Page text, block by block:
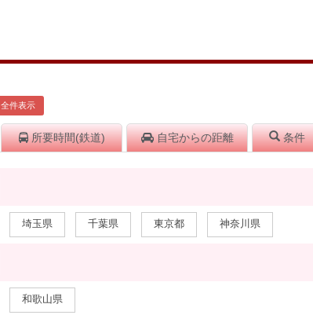
全件表示
所要時間(鉄道) 自宅からの距離 条件
埼玉県 千葉県 東京都 神奈川県
和歌山県